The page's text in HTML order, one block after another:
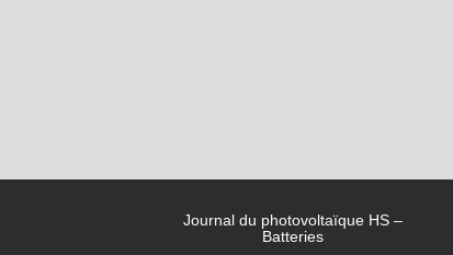
Journal du photovoltaïque HS –
Batteries